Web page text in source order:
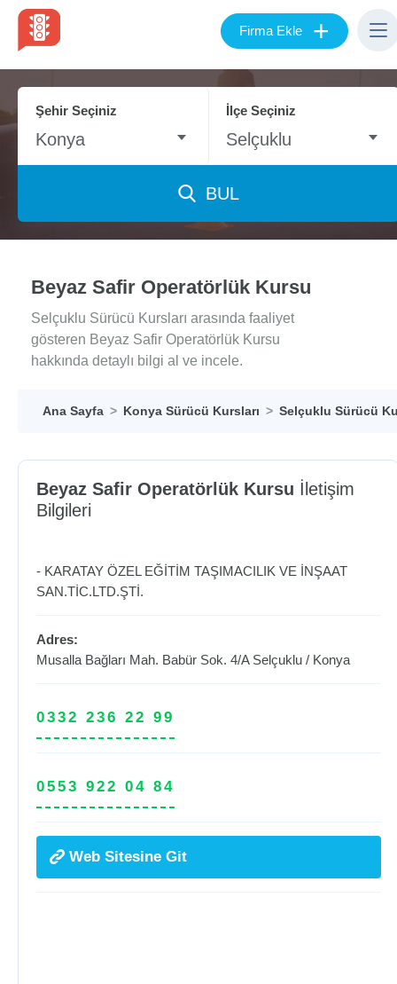
Firma Ekle +
Şehir Seçiniz
Konya
İlçe Seçiniz
Selçuklu
BUL
Beyaz Safir Operatörlük Kursu
Selçuklu Sürücü Kursları arasında faaliyet
gösteren Beyaz Safir Operatörlük Kursu
hakkında detaylı bilgi al ve incele.
Ana Sayfa Konya Sürücü Kursları Selçuklu Sürücü
Beyaz Safir Operatörlük Kursu İletişim
Bilgileri
- KARATAY ÖZEL EĞİTİM TAŞIMACILIK VE İNŞAAT
SAN.TİC.LTD.ŞTİ.
Adres:
Musalla Bağları Mah. Babür Sok. 4/A Selçuklu / Konya
0332 236 22 99
0553 922 04 84
Web Sitesine Git